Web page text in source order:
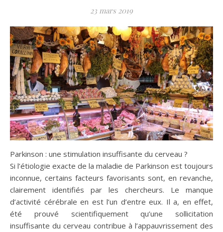
23 mars 2019
Parkinson : une stimulation insuffisante du cerveau ?
Si l’étiologie exacte de la maladie de Parkinson est toujours
inconnue, certains facteurs favorisants sont, en revanche,
clairement identifiés par les chercheurs. Le manque
d’activité cérébrale en est l’un d’entre eux. Il a, en effet,
été prouvé scientifiquement qu’une sollicitation
insuffisante du cerveau contribue à l’appauvrissement des